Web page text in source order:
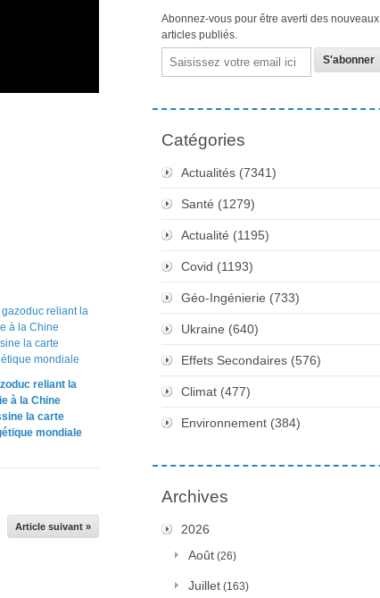
reliant la
à la Chine
la carte
mondiale
Article suivant »
Abonnez-vous pour être averti des nouveaux
articles publiés.
Email
Catégories
Actualités (7341)
Santé (1279)
Actualité (1195)
Covid (1193)
Géo-Ingénierie (733)
Ukraine (640)
Effets Secondaires (576)
Climat (477)
Environnement (384)
Archives
2026
Août (26)
Juillet (163)